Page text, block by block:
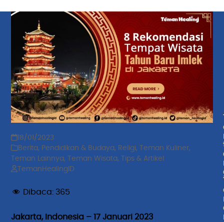
18/01/2023
Berita, Pendidikan & Budaya, Religi, Teman Kuliner,
Teman Lainnya, Teman Wisata,
Tips & Artikel
TemanHealingID
Dibaca: 365
Jakarta, Indonesia – 17 Januari 2023